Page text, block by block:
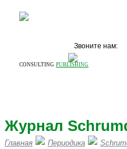
CONSULTING PUBLISHING
Звоните нам:
Журнал
Главная Периодика